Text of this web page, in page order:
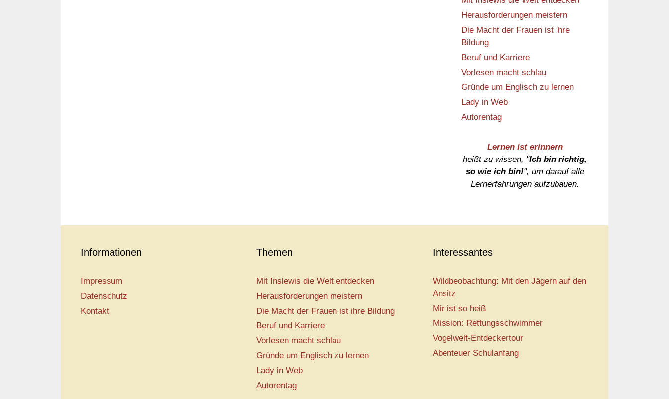
Herausforderungen meistern
Die Macht der Frauen ist ihre
Bildung
Beruf und Karriere
Vorlesen macht schlau
Gründe um Englisch zu lernen
Lady in Web
Autorentag
Lernen ist erinnern
heißt zu wissen, "Ich bin richtig,
so wie ich bin!", um darauf alle
Lernerfahrungen aufzubauen.
Informationen
Impressum
Datenschutz
Kontakt
Themen
Mit Inslewis die Welt entdecken
Herausforderungen meistern
Die Macht der Frauen ist ihre Bildung
Beruf und Karriere
Vorlesen macht schlau
Gründe um Englisch zu lernen
Lady in Web
Autorentag
Interessantes
Wildbeobachtung: Mit den Jägern auf den
Ansitz
Mir ist so heiß
Mission: Rettungsschwimmer
Vogelwelt-Entdeckertour
Abenteuer Schulanfang